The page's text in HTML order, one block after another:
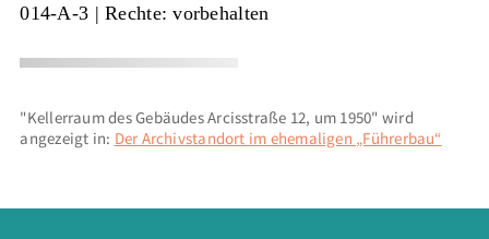
014-A-3 | Rechte: vorbehalten
"Kellerraum des Gebäudes Arcisstraße 12, um 1950" wird
angezeigt in: Der Archivstandort im ehemaligen „Führerbau“